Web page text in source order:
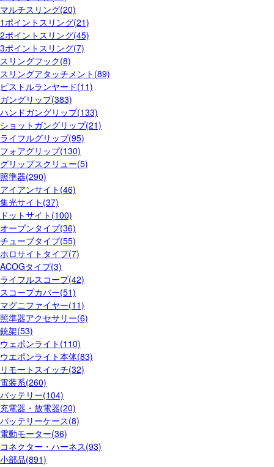
マルチスリング(20)
1ポイントスリング(21)
2ポイントスリング(45)
3ポイントスリング(7)
スリングフック(8)
スリングアタッチメント(89)
ピストルランヤード(11)
ガングリップ(383)
ハンドガングリップ(133)
ショットガングリップ(21)
ライフルグリップ(95)
フォアグリップ(130)
グリップスクリュー(5)
照準器(290)
アイアンサイト(46)
集光サイト(37)
ドットサイト(100)
オープンタイプ(36)
チューブタイプ(55)
ホロサイトタイプ(7)
ACOGタイプ(3)
ライフルスコープ(42)
スコープカバー(51)
マグニファイヤー(11)
照準器アクセサリー(6)
銃架(53)
ウェポンライト(110)
ウエポンライト本体(83)
リモートスイッチ(32)
電装系(260)
バッテリー(104)
充電器・放電器(20)
バッテリーケース(8)
電動モーター(36)
コネクター・ハーネス(93)
小部品(891)